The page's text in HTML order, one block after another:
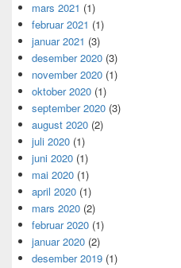
mars 2021 (1)
februar 2021 (1)
januar 2021 (3)
desember 2020 (3)
november 2020 (1)
oktober 2020 (1)
september 2020 (3)
august 2020 (2)
juli 2020 (1)
juni 2020 (1)
mai 2020 (1)
april 2020 (1)
mars 2020 (2)
februar 2020 (1)
januar 2020 (2)
desember 2019 (1)